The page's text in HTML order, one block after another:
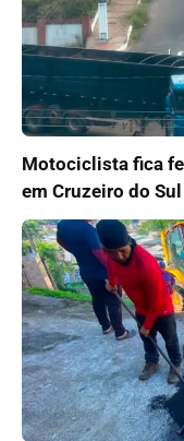
Motociclista fica
em Cruzeiro do Sul